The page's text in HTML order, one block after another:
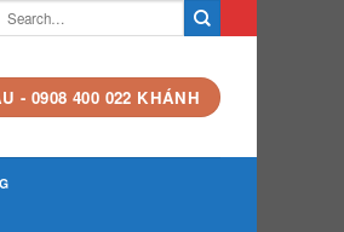
- 0908 400 022 KHÁNH